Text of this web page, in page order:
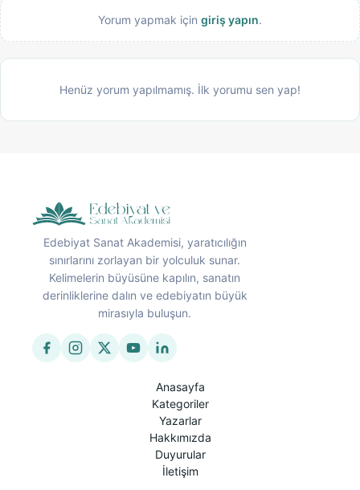
Yorum yapmak için giriş yapın.
Henüz yorum yapılmamış. İlk yorumu sen yap!
Edebiyat Sanat Akademisi, yaratıcılığın
sınırlarını zorlayan bir yolculuk sunar.
Kelimelerin büyüsüne kapılın, sanatın
derinliklerine dalın ve edebiyatın büyük
mirasıyla buluşun.
Anasayfa
Kategoriler
Yazarlar
Hakkımızda
Duyurular
İletişim